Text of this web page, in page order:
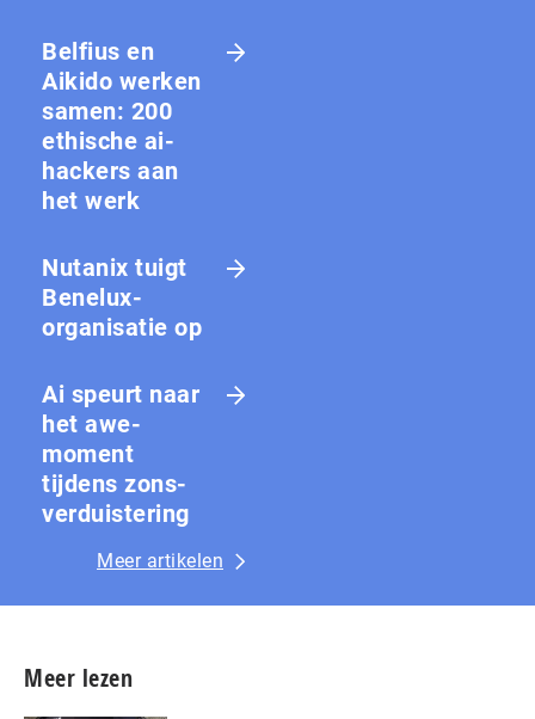
Belfius en
Aikido werken
samen: 200
ethische ai-
hackers aan
het werk
Nutanix tuigt
Benelux-
organisatie op
Ai speurt naar
het awe-
moment
tijdens zons­
ver­duis­te­ring
Meer artikelen
Meer lezen